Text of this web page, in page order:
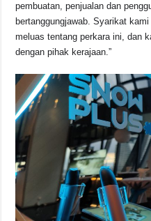
pembuatan, penjualan dan
bertanggungjawab. Syarikat
meluas tentang perkara ini, dan
dengan pihak kerajaan.”